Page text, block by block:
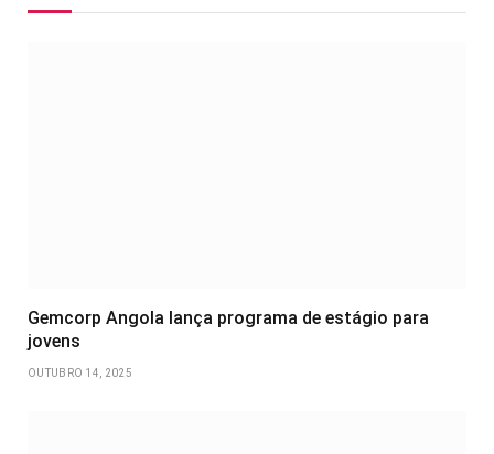
Gemcorp Angola lança programa de estágio para
jovens
OUTUBRO 14, 2025